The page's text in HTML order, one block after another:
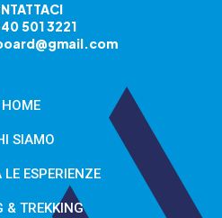
501 3221
HOME
SIAMO
LE ESPERIENZE
& TREKKING